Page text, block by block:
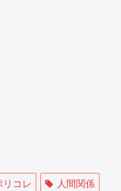
リコレ
人間関係